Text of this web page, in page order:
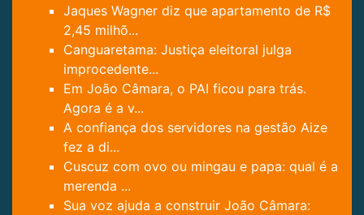
Jaques Wagner diz que apartamento de R$
2,45 milhõ...
Canguaretama: Justiça eleitoral julga
improcedente...
Em João Câmara, o PAI ficou para trás.
Agora é a v...
A confiança dos servidores na gestão Aize
fez a di...
Cuscuz com ovo ou mingau e papa: qual é a
merenda ...
Sua voz ajuda a construir João Câmara: